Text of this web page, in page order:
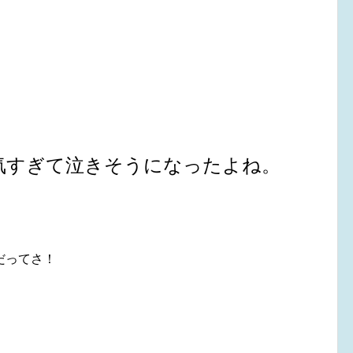
すぎて泣きそうになったよね。
てさ！